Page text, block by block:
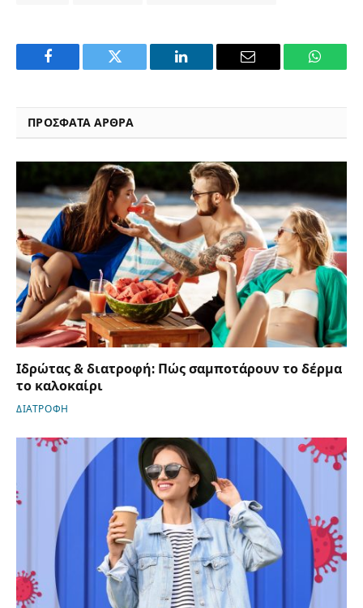
Facebook Twitter LinkedIn Email
ΠΡΟΣΦΑΤΑ ΑΡΘΡΑ
Ιδρώτας & διατροφή: Πώς σαμποτάρουν το δέρμα
το καλοκαίρι
ΔΙΑΤΡΟΦΗ